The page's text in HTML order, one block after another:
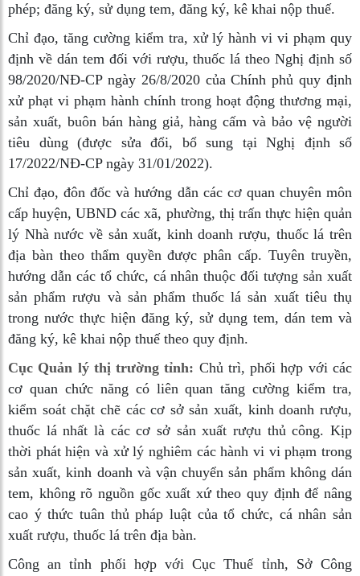
phép; đăng ký, sử dụng tem, đăng ký, kê khai nộp thuế.
Chỉ đạo, tăng cường kiểm tra, xử lý hành vi vi phạm quy
định về dán tem đối với rượu, thuốc lá theo Nghị định số
98/2020/NĐ-CP ngày 26/8/2020 của Chính phủ quy định
xử phạt vi phạm hành chính trong hoạt động thương mại,
sản xuất, buôn bán hàng giả, hàng cấm và bảo vệ người
tiêu dùng (được sửa đổi, bổ sung tại Nghị định số
17/2022/NĐ-CP ngày 31/01/2022).
Chỉ đạo, đôn đốc và hướng dẫn các cơ quan chuyên môn
cấp huyện, UBND các xã, phường, thị trấn thực hiện quản
lý Nhà nước về sản xuất, kinh doanh rượu, thuốc lá trên
địa bàn theo thẩm quyền được phân cấp. Tuyên truyền,
hướng dẫn các tổ chức, cá nhân thuộc đối tượng sản xuất
sản phẩm rượu và sản phẩm thuốc lá sản xuất tiêu thụ
trong nước thực hiện đăng ký, sử dụng tem, dán tem và
đăng ký, kê khai nộp thuế theo quy định.
Cục Quản lý thị trường tỉnh: Chủ trì, phối hợp với các
cơ quan chức năng có liên quan tăng cường kiểm tra,
kiểm soát chặt chẽ các cơ sở sản xuất, kinh doanh rượu,
thuốc lá nhất là các cơ sở sản xuất rượu thủ công. Kịp
thời phát hiện và xử lý nghiêm các hành vi vi phạm trong
sản xuất, kinh doanh và vận chuyển sản phẩm không dán
tem, không rõ nguồn gốc xuất xứ theo quy định để nâng
cao ý thức tuân thủ pháp luật của tổ chức, cá nhân sản
xuất rượu, thuốc lá trên địa bàn.
Công an tỉnh phối hợp với Cục Thuế tỉnh, Sở Công